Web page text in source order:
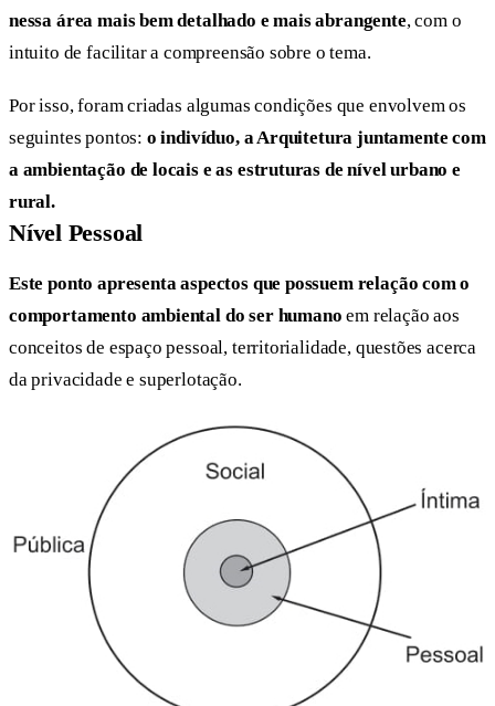
nessa área mais bem detalhado e mais abrangente, com o
intuito de facilitar a compreensão sobre o tema.
Por isso, foram criadas algumas condições que envolvem os
seguintes pontos: o indivíduo, a Arquitetura juntamente com
a ambientação de locais e as estruturas de nível urbano e
rural.
Nível Pessoal
Este ponto apresenta aspectos que possuem relação com o
comportamento ambiental do ser humano em relação aos
conceitos de espaço pessoal, territorialidade, questões acerca
da privacidade e superlotação.